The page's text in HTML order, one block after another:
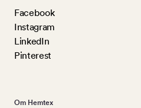
Facebook
Instagram
LinkedIn
Pinterest
Om Hemtex